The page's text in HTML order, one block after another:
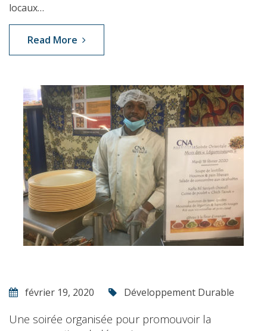
locaux…
Read More
février 19, 2020 Développement Durable
Une soirée organisée pour promouvoir la